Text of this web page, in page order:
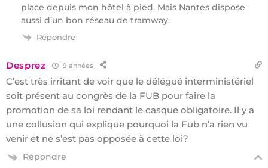
place depuis mon hôtel à pied. Mais Nantes dispose
aussi d’un bon réseau de tramway.
Répondre
Desprez 9 années
C’est très irritant de voir que le délégué interministériel
soit présent au congrès de la FUB pour faire la
promotion de sa loi rendant le casque obligatoire. Il y a
une collusion qui explique pourquoi la Fub n’a rien vu
venir et ne s’est pas opposée à cette loi?
Répondre